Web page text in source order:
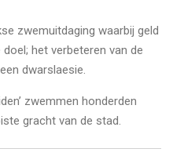
zwemuitdaging waarbij geld
het verbeteren van de
dwarslaesie.
zwemmen honderden
gracht van de stad.